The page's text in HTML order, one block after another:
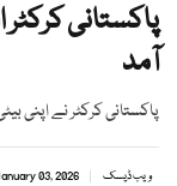
پاکستانی
آمد
پاکستانی کرکٹر نے اپنی
ویب ڈیسک 03, 2026